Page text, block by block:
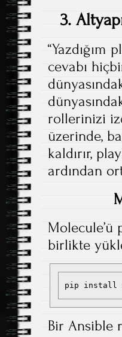
3.
“Yazdığım
cevabı
rollerinizi
üzerinde,
kaldırır,
ardından
Molecule’ü
birlikte
pip install
Bir Ansible